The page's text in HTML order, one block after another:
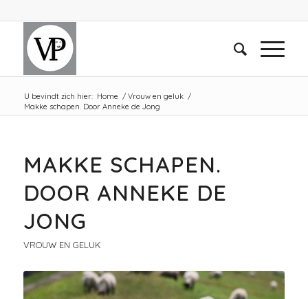
U bevindt zich hier: Home / Vrouw en geluk /
Makke schapen. Door Anneke de Jong
MAKKE SCHAPEN.
DOOR ANNEKE DE
JONG
VROUW EN GELUK